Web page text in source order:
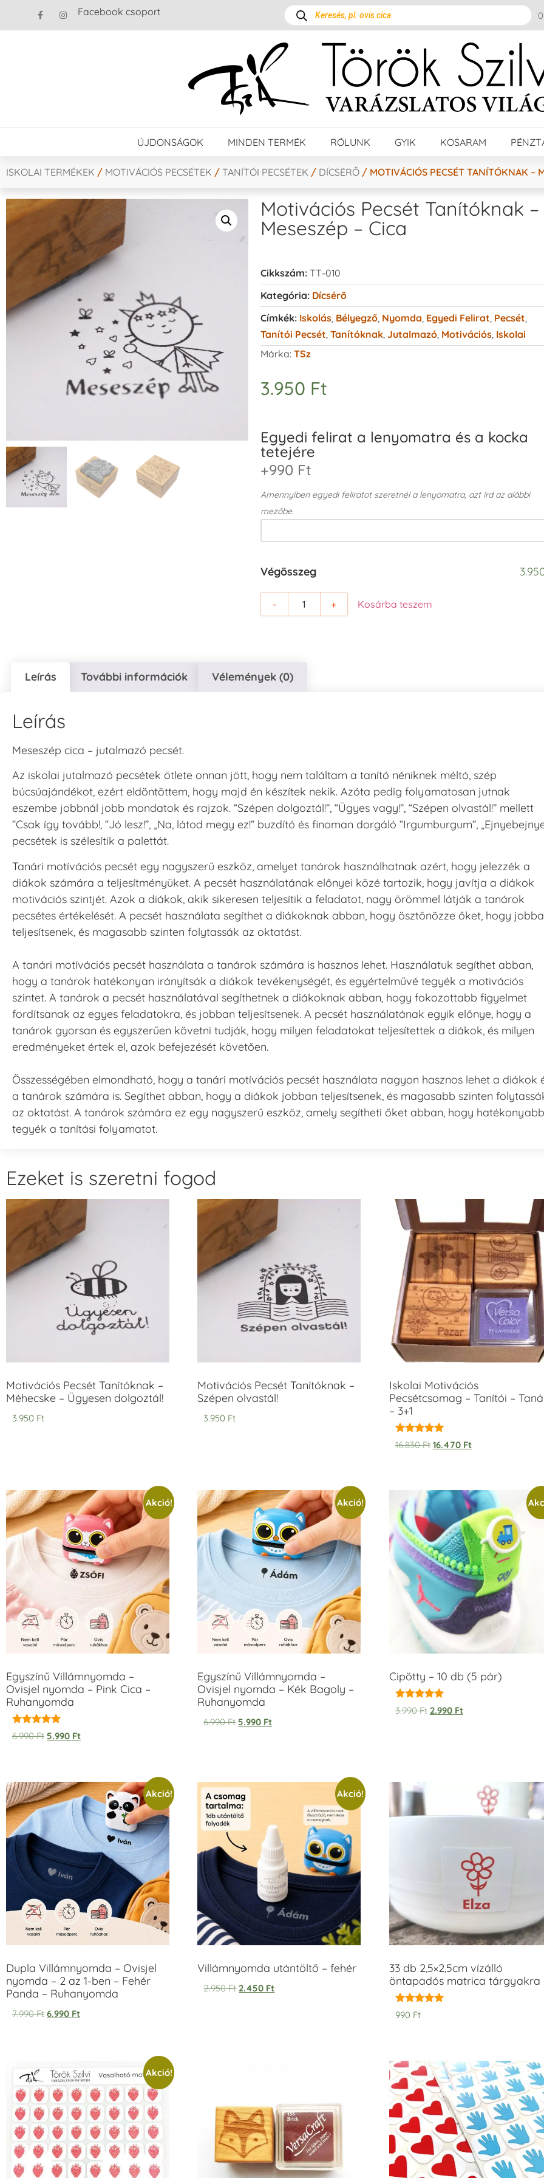
Facebook csoport
ÚJDONSÁGOK MINDEN TERMÉK RÓLUNK GYIK KOSARAM
ISKOLAI TERMÉKEK / MOTIVÁCIÓS PECSÉTEK / TANÍTÓI PECSÉTEK / DÍCSÉRŐ / MOTIVÁCIÓS PECSÉT TANÍTÓKNAK –
Motivációs Pecsét Tanítóknak –
Meseszép – Cica
Cikkszám: TT-010
Kategória: Dícsérő
Címkék: Iskolás, Bélyegző, Nyomda Egyedi Felirat Pecsét
Tanítói Pecsét Tanítóknak, Jutalmazó, Motivációs, Iskolai
Márka: TSz
3.950 Ft
Egyedi felirat a lenyomatra és a kocka
tetejére
+990 Ft
Amennyiben egyedi feliratot szeretnél a lenyomatra, azt írd az alábbi
mezőbe.
Végösszeg
- + Kosárba teszem
Leírás További információk Vélemények (0)
Leírás
Meseszép cica – jutalmazó pecsét.
Az iskolai jutalmazó pecsétek ötlete onnan jött, hogy nem találtam a tanító néniknek méltó, szép
búcsúajándékot, ezért eldöntöttem, hogy majd én készítek nekik. Azóta pedig folyamatosan jutnak
eszembe jobbnál jobb mondatok és rajzok. “Szépen dolgoztál!”, “Ügyes vagy!”, “Szépen olvastál!” mellett
“Csak így tovább!, “Jó lesz!”, „Na, látod megy ez!” buzdító és finoman dorgáló “Irgumburgum”,
pecsétek is szélesítik a palettát.
Tanári motívációs pecsét egy nagyszerű eszköz, amelyet tanárok használhatnak azért, hogy jelezzék a
diákok számára a teljesítményüket. A pecsét használatának előnyei közé tartozik, hogy javítja a diákok
motivációs szintjét. Azok a diákok, akik sikeresen teljesítik a feladatot, nagy örömmel látják a tanárok
pecsétes értékelését. A pecsét használata segíthet a diákoknak abban, hogy ösztönözze őket, hogy
teljesítsenek, és magasabb szinten folytassák az oktatást.
A tanári motívációs pecsét használata a tanárok számára is hasznos lehet. Használatuk segíthet abban,
hogy a tanárok hatékonyan irányítsák a diákok tevékenységét, és egyértelművé tegyék a motivációs
szintet. A tanárok a pecsét használatával segíthetnek a diákoknak abban, hogy fokozottabb figyelmet
fordítsanak az egyes feladatokra, és jobban teljesítsenek. A pecsét használatának egyik előnye, hogy a
tanárok gyorsan és egyszerűen követni tudják, hogy milyen feladatokat teljesítettek a diákok, és milyen
eredményeket értek el, azok befejezését követően.
Összességében elmondható, hogy a tanári motívációs pecsét használata nagyon hasznos lehet a diákok
a tanárok számára is. Segíthet abban, hogy a diákok jobban teljesítsenek, és magasabb szinten
az oktatást. A tanárok számára ez egy nagyszerű eszköz, amely segítheti őket abban, hogy
tegyék a tanítási folyamatot.
Ezeket is szeretni fogod
Motivációs Pecsét Tanítóknak –
Méhecske – Ügyesen dolgoztál!
3.950 Ft
Motivációs Pecsét Tanítóknak –
Szépen olvastál!
3.950 Ft
Iskolai Motivációs
Pecsétcsomag – Tanítói –
– 3+1
Értékelés:
5.00
16.830Ft 16.470 Ft
Akció!
Egyszínű Villámnyomda –
Ovisjel nyomda – Pink Cica –
Ruhanyomda
Értékelés:
5.00
6.990Ft 5.990 Ft
Akció!
Egyszínű Villámnyomda –
Ovisjel nyomda – Kék Bagoly –
Ruhanyomda
6.990Ft 5.990 Ft
Cipötty – 10 db (5 pár)
Értékelés:
5.00
3.990Ft 2.990 Ft
Akció!
Dupla Villámnyomda – Ovisjel
nyomda – 2 az 1-ben – Fehér
Panda – Ruhanyomda
7.990Ft 6.990 Ft
Akció!
Villámnyomda utántöltő – fehér
2.950Ft 2.450 Ft
33 db 2,5×2,5cm vízálló
öntapadós matrica tárgyakra
Értékelés:
5.00
990 Ft
Akció!